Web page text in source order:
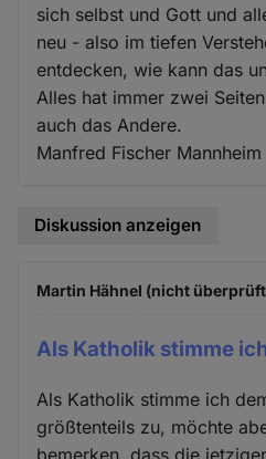
sich selbst und Gott und
neu - also im tiefen
entdecken, wie kann das
Alles hat immer zwei
auch das Andere.
Manfred Fischer Mannheim
Diskussion anzeigen
Martin Hähnel (nicht
Als Katholik stimme
Als Katholik stimme ich
größtenteils zu, möchte
bemerken, dass die